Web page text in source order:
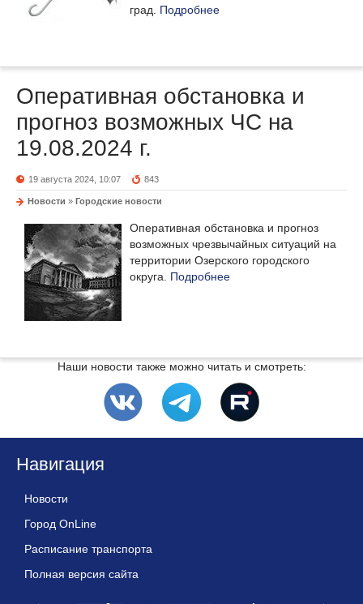
град. Подробнее
Оперативная обстановка и
прогноз возможных ЧС на
19.08.2024 г.
19 августа 2024, 10:07 843
Новости » Городские новости
Оперативная обстановка и прогноз
возможных чрезвычайных ситуаций на
территории Озерского городского
округа. Подробнее
Наши новости также можно читать и смотреть:
Навигация
Новости
Город OnLine
Расписание транспорта
Полная версия сайта